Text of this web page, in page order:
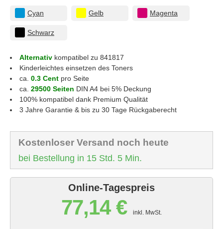
Cyan Gelb Magenta
Schwarz
Alternativ kompatibel zu 841817
Kinderleichtes einsetzen des Toners
ca. 0.3 Cent pro Seite
ca. 29500 Seiten DIN A4 bei 5% Deckung
100% kompatibel dank Premium Qualität
3 Jahre Garantie & bis zu 30 Tage Rückgaberecht
Kostenloser Versand noch heute
bei Bestellung in 15 Std. 5 Min.
Online-Tagespreis
77,14 € inkl. MwSt.